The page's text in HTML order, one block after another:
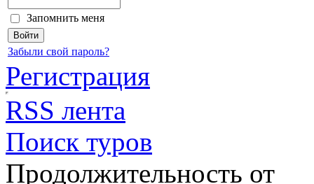
Запомнить меня
Забыли свой пароль?
Регистрация
RSS лента
Поиск туров
Продолжительность от